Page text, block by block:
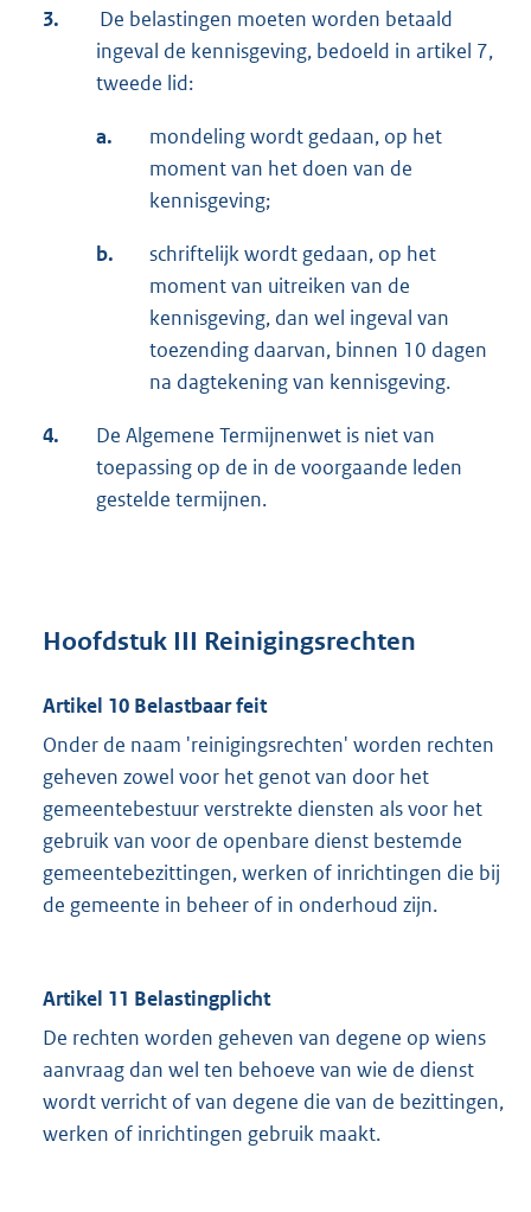
3.
De belastingen moeten worden betaald
ingeval de kennisgeving, bedoeld in artikel 7,
tweede lid:
a.
mondeling wordt gedaan, op het
moment van het doen van de
kennisgeving;
b.
schriftelijk wordt gedaan, op het
moment van uitreiken van de
kennisgeving, dan wel ingeval van
toezending daarvan, binnen 10 dagen
na dagtekening van kennisgeving.
4.
De Algemene Termijnenwet is niet van
toepassing op de in de voorgaande leden
gestelde termijnen.
Hoofdstuk III Reinigingsrechten
Artikel 10 Belastbaar feit
Onder de naam 'reinigingsrechten' worden rechten
geheven zowel voor het genot van door het
gemeentebestuur verstrekte diensten als voor het
gebruik van voor de openbare dienst bestemde
gemeentebezittingen, werken of inrichtingen die bij
de gemeente in beheer of in onderhoud zijn.
Artikel 11 Belastingplicht
De rechten worden geheven van degene op wiens
aanvraag dan wel ten behoeve van wie de dienst
wordt verricht of van degene die van de bezittingen,
werken of inrichtingen gebruik maakt.